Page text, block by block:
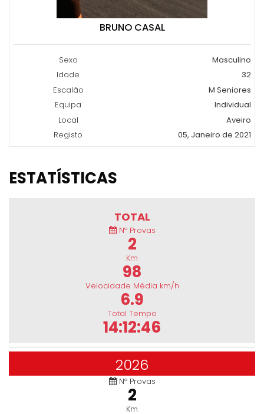
BRUNO CASAL
Sexo
Masculino
Idade
32
Escalão
M Seniores
Equipa
Individual
Local
Aveiro
Registo
05, Janeiro de 2021
ESTATÍSTICAS
TOTAL
Nº Provas
2
Km
98
Velocidade Média km/h
6.9
Total Tempo
14:12:46
2026
Nº Provas
2
Km